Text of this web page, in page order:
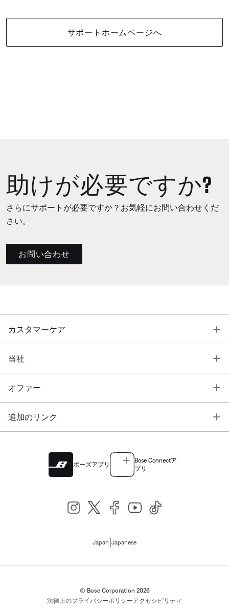
サポートホームページへ
助けが必要ですか?
さらにサポートが必要ですか？お気軽にお問い合わせくだ
さい。
お問い合わせ
カスタマーケア
当社
オファー
追加のリンク
ボーズアプリ
Bose Connectア
プリ
Japan Japanese
© Bose Corporation 2026
法律上のプライバシーポリシーアクセシビリティ